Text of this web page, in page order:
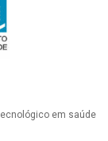
em saúde